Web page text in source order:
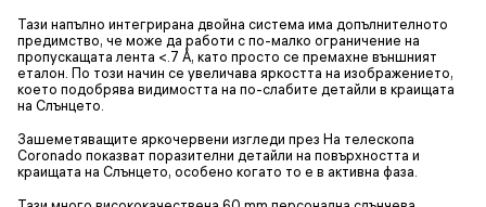
Тази напълно интегрирана двойна система има допълнителното
предимство, че може да работи с по-малко ограничение на
пропускащата лента <.7 Å, като просто се премахне външният
еталон. По този начин се увеличава яркостта на изображението,
което подобрява видимостта на по-слабите детайли в краищата
на Слънцето.
Зашеметяващите яркочервени изгледи през Ha телескопа
Coronado показват поразителни детайли на повърхността и
краищата на Слънцето, особено когато то е в активна фаза.